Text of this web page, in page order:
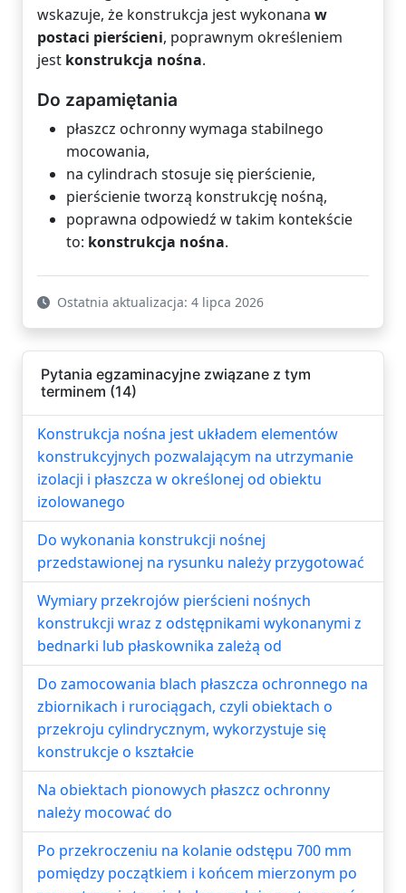
wskazuje, że konstrukcja jest wykonana w
postaci pierścieni, poprawnym określeniem
jest konstrukcja nośna.
Do zapamiętania
płaszcz ochronny wymaga stabilnego
mocowania,
na cylindrach stosuje się pierścienie,
pierścienie tworzą konstrukcję nośną,
poprawna odpowiedź w takim kontekście
to: konstrukcja nośna.
Ostatnia aktualizacja: 4 lipca 2026
Pytania egzaminacyjne związane z tym
terminem (14)
Konstrukcja nośna jest układem elementów
konstrukcyjnych pozwalającym na utrzymanie
izolacji i płaszcza w określonej od obiektu
izolowanego
Do wykonania konstrukcji nośnej
przedstawionej na rysunku należy przygotować
Wymiary przekrojów pierścieni nośnych
konstrukcji wraz z odstępnikami wykonanymi z
bednarki lub płaskownika zależą od
Do zamocowania blach płaszcza ochronnego na
zbiornikach i rurociągach, czyli obiektach o
przekroju cylindrycznym, wykorzystuje się
konstrukcje o kształcie
Na obiektach pionowych płaszcz ochronny
należy mocować do
Po przekroczeniu na kolanie odstępu 700 mm
pomiędzy początkiem i końcem mierzonym po